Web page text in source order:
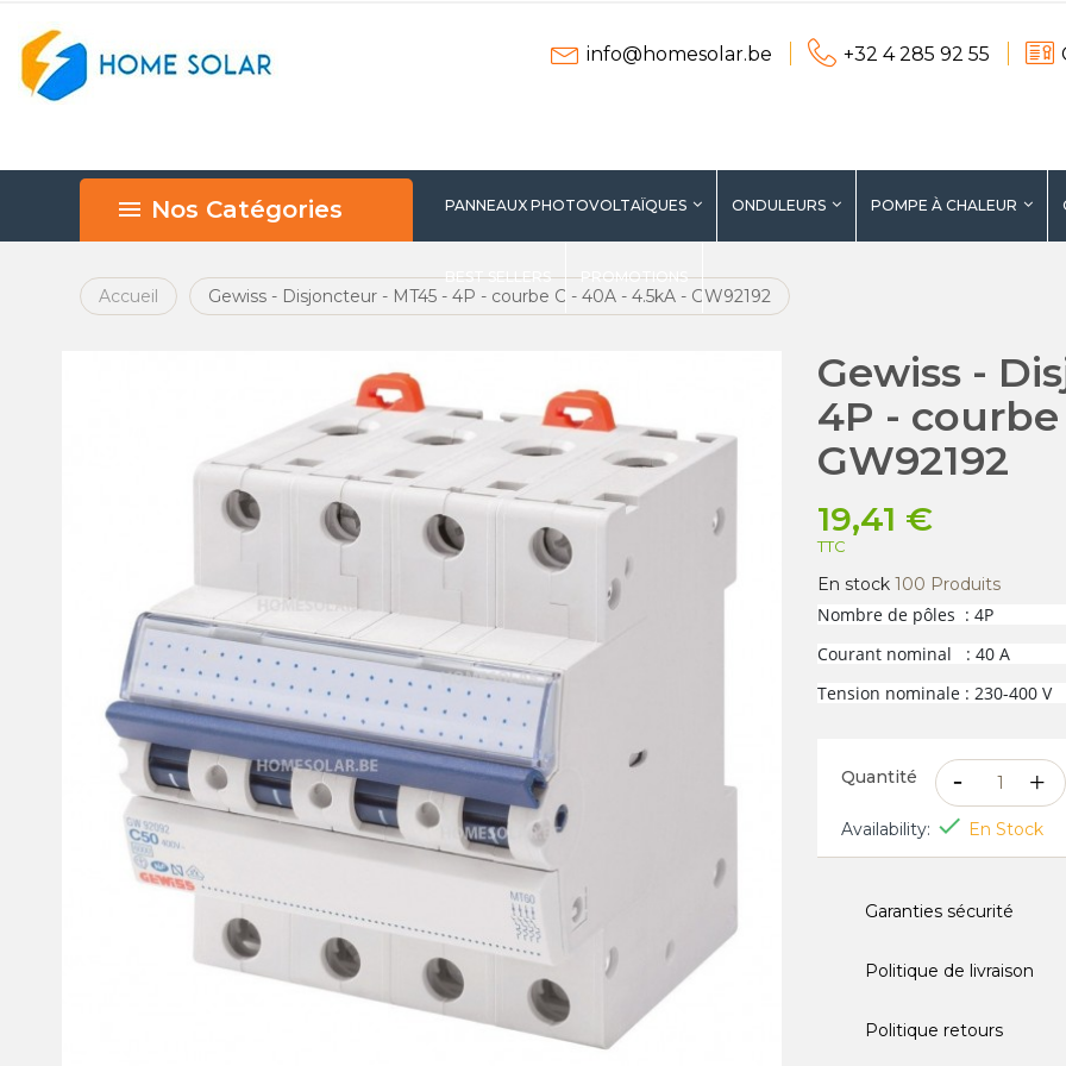
info@homesolar.be +32 4 285 92 55
Nos Catégories PANNEAUX PHOTOVOLTAÏQUES ONDULEURS POMPE À CHALEUR
BEST SELLERS PROMOTIONS
Accueil Gewiss - Disjoncteur - MT45 - 4P - courbe C - 40A - 4.5kA - GW92192
Gewiss -
4P - courbe
GW92192
19,41 €
TTC
En stock 100 Produits
Nombre de pôles : 4P
Courant nominal : 40 A
Tension nominale : 230-400 V
Quantité
Availability:  En Stock
Garanties sécurité
Politique de livraison
Politique retours